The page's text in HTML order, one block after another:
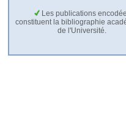
Les publications
constituent la bibliographie
de l'Université.